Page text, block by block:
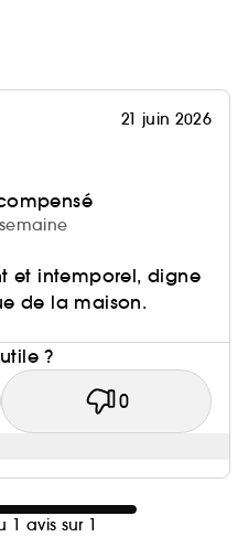
21 juin 2026
et intemporel, digne
de la maison.
?
0
1 avis sur 1